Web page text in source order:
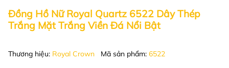
Đồng Hồ Nữ Royal Quartz 6522 Dây Thép
Trắng Mặt Trắng Viền Đá Nổi Bật
Thương hiệu: Royal Crown Mã sản phẩm: 6522